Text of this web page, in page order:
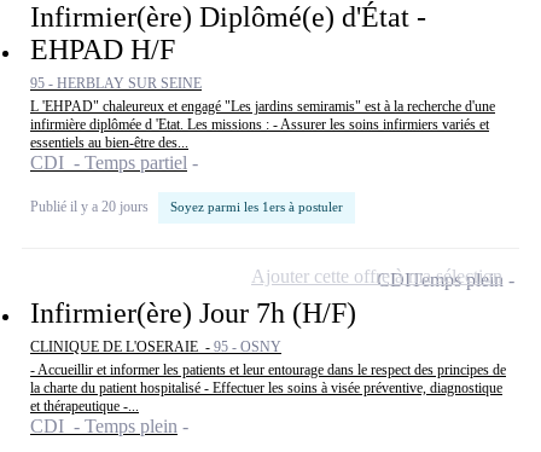
Infirmier(ère) Diplômé(e) d'État -
EHPAD H/F
95 - HERBLAY SUR SEINE
L 'EHPAD" chaleureux et engagé "Les jardins semiramis" est à la recherche d'une
infirmière diplômée d 'Etat. Les missions : - Assurer les soins infirmiers variés et
essentiels au bien-être des...
CDI - Temps partiel
Publié il y a 20 jours Soyez parmi les 1ers à postuler
Infirmier(ère) Jour 7h (H/F)
CLINIQUE DE L'OSERAIE - 95 - OSNY
- Accueillir et informer les patients et leur entourage dans le respect des principes de
la charte du patient hospitalisé - Effectuer les soins à visée préventive, diagnostique
et thérapeutique -...
CDI - Temps plein
CDITemps plein
Ajouter cette offre à ma sélection